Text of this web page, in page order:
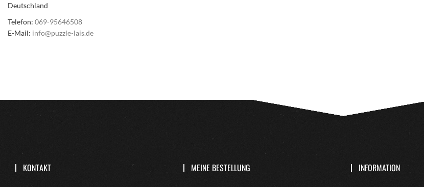
Deutschland
Telefon: 069-95646508
E-Mail: info@puzzle-lais.de
KONTAKT MEINE BESTELLUNG INFORMATION